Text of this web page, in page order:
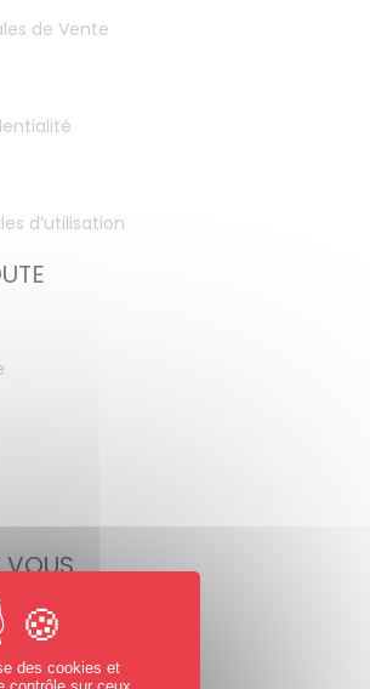
de Vente
d’utilisation
VOUS
des cookies et